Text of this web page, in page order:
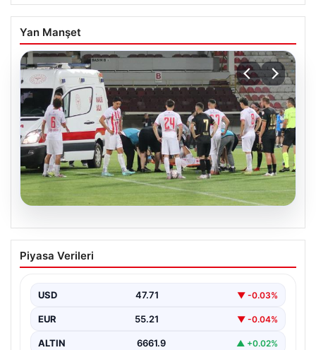
Yan Manşet
08.08.2026
Lig kötü haberle başladı! Ambulansla
hastaneye kaldırıldı
Ambulansla Hastaneye Sevk Edildi", "content":
"Türkiye…
Piyasa Verileri
USD 47.71 ▼ -0.03%
EUR 55.21 ▼ -0.04%
ALTIN 6661.9 ▲ +0.02%